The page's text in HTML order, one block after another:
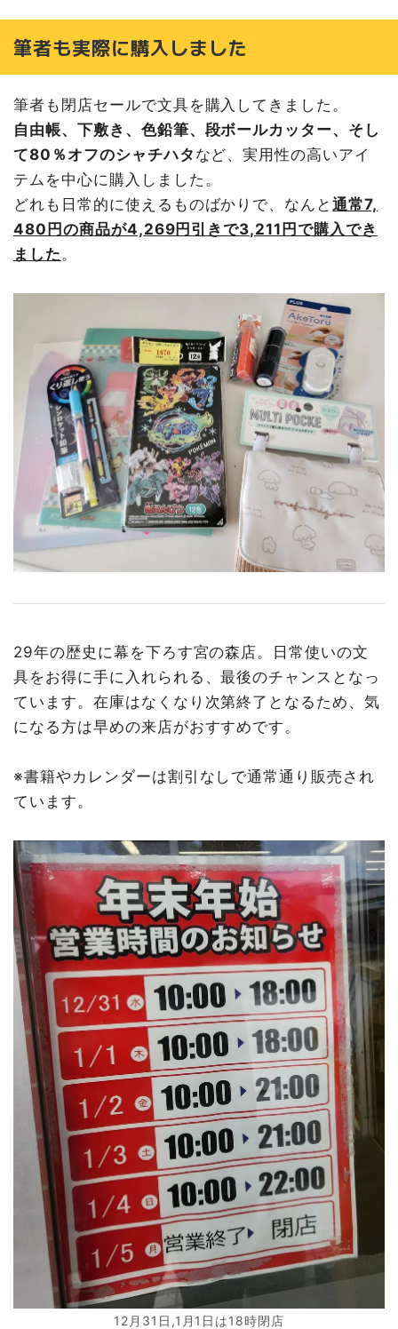
筆者も実際に購入しました
筆者も閉店セールで文具を購入してきました。
自由帳、下敷き、色鉛筆、段ボールカッター、そし
て80％オフのシャチハタ など、実用性の高いアイ
テムを中心に購入しました。
どれも日常的に使えるものばかりで、なんと通常7,
480円の商品が4,269円引きで3,211円で購入でき
ました。
29年の歴史に幕を下ろす宮の森店。日常使いの文
具をお得に手に入れられる、最後のチャンスとなっ
ています。在庫はなくなり次第終了となるため、気
になる方は早めの来店がおすすめです。
※書籍やカレンダーは割引なしで通常通り販売され
ています。
12月31日,1月1日は18時閉店